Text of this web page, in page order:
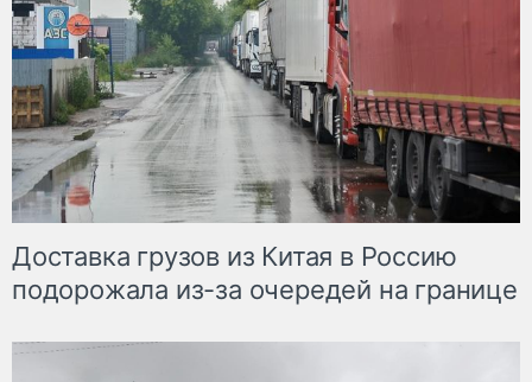
Доставка грузов из Китая в Россию
подорожала из-за очередей на границе